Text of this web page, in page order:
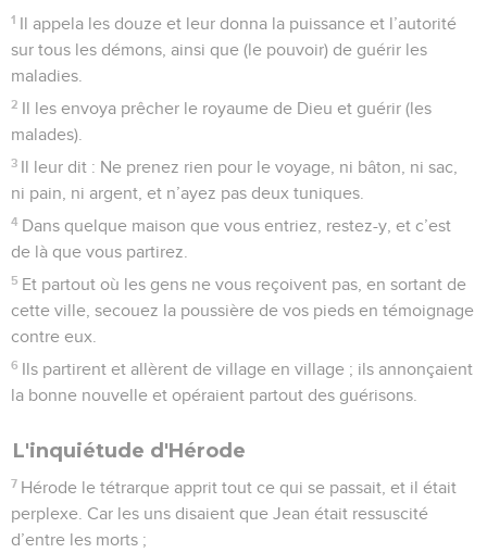
1 Il appela les douze et leur donna la puissance et l’autorité
sur tous les démons, ainsi que (le pouvoir) de guérir les
maladies.
2 Il les envoya prêcher le royaume de Dieu et guérir (les
malades).
3 Il leur dit : Ne prenez rien pour le voyage, ni bâton, ni sac,
ni pain, ni argent, et n’ayez pas deux tuniques.
4 Dans quelque maison que vous entriez, restez-y, et c’est
de là que vous partirez.
5 Et partout où les gens ne vous reçoivent pas, en sortant de
cette ville, secouez la poussière de vos pieds en témoignage
contre eux.
6 Ils partirent et allèrent de village en village ; ils annonçaient
la bonne nouvelle et opéraient partout des guérisons.
L'inquiétude d'Hérode
7 Hérode le tétrarque apprit tout ce qui se passait, et il était
perplexe. Car les uns disaient que Jean était ressuscité
d’entre les morts ;